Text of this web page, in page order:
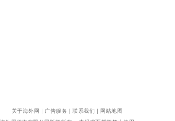
关于海外网 ｜ 广告服务｜联系我们 ｜ 网站地图